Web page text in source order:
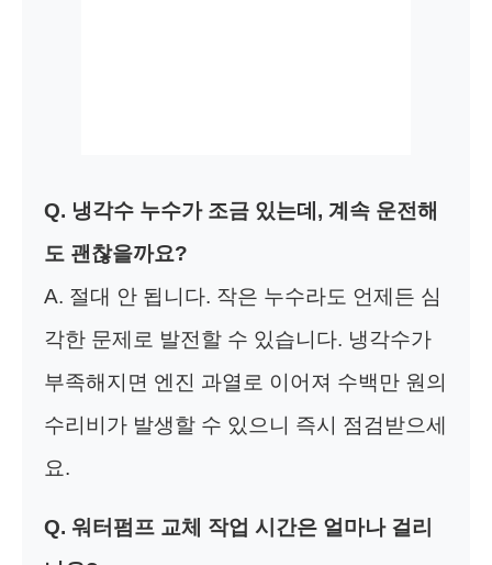
Q. 냉각수 누수가 조금 있는데, 계속 운전해
도 괜찮을까요?
A. 절대 안 됩니다. 작은 누수라도 언제든 심
각한 문제로 발전할 수 있습니다. 냉각수가
부족해지면 엔진 과열로 이어져 수백만 원의
수리비가 발생할 수 있으니 즉시 점검받으세
요.
Q. 워터펌프 교체 작업 시간은 얼마나 걸리